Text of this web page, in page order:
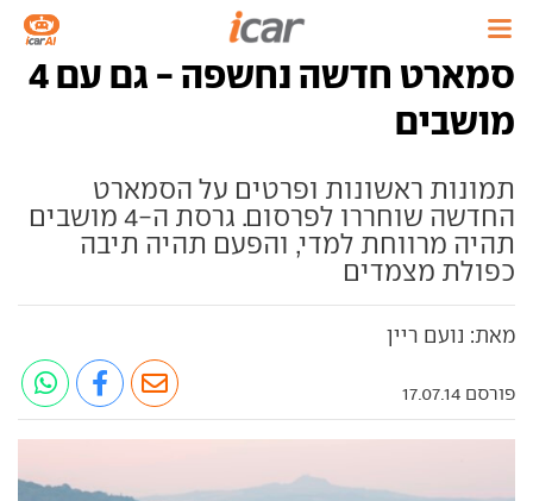
סמארט חדשה נחשפה - גם עם 4
מושבים
תמונות ראשונות ופרטים על הסמארט
החדשה שוחררו לפרסום. גרסת ה-4 מושבים
תהיה מרווחת למדי, והפעם תהיה תיבה
כפולת מצמדים
מאת: נועם ריין
פורסם 17.07.14